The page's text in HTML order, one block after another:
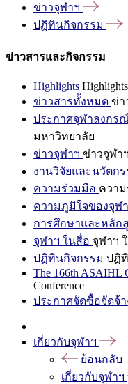
ข่าวจุฬาฯ
ปฏิทินกิจกรรม
ข่าวสารและกิจกรรม
Highlights Highlights
ข่าวสารทั้งหมด ข่า
ประกาศจุฬาลงกร
มหาวิทยาลัย
ข่าวจุฬาฯ ข่าวจุฬาฯ
งานวิจัยและนวัตกร
ความร่วมมือ ควา
ความภูมิใจของจุฬ
การศึกษาและหลัก
จุฬาฯ ในสื่อ จุฬาฯ
ปฏิทินกิจกรรม ปฏิ
The 166th ASAIHL
Conference
ประกาศจัดซื้อจัดจ้า
เกี่ยวกับจุฬาฯ
ย้อนกลับ
เกี่ยวกับจุฬาฯ